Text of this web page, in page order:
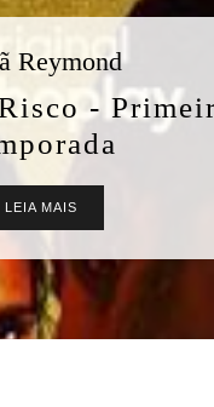
Reymond
-
LEIA MAIS